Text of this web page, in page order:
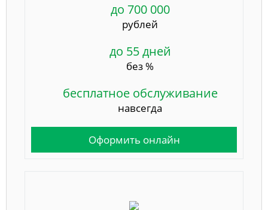
до 700 000
рублей
до 55 дней
без %
бесплатное обслуживание
навсегда
Оформить онлайн